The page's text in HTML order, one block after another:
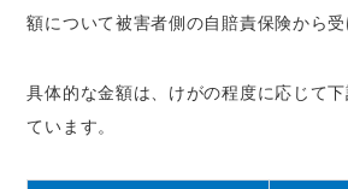
額について被害者側の自賠責保険から受
具体的な金額は、けがの程度に応じて
ています。